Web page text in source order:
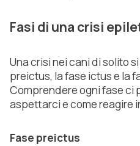
Fasi di una crisi
Una crisi nei cani di solito
preictus, la fase ictus e la
Comprendere ogni fase ci
aspettarci e come reagire
Fase preictus